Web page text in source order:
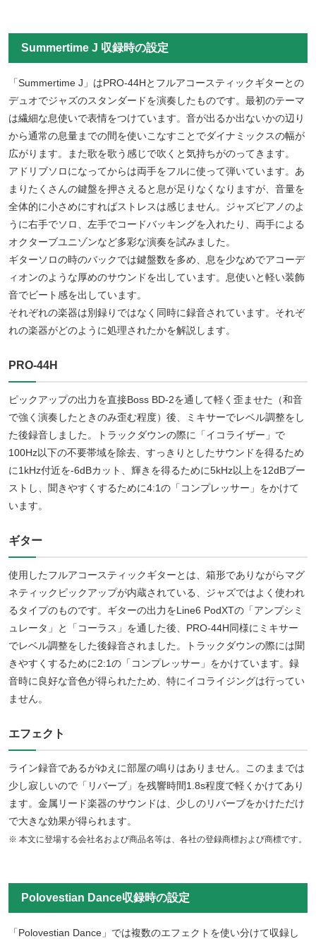
Summertime J 収録時の設定
「Summertime J」はPRO-44Hとフルアコースティックギターとの
デュオでジャズのスタンダードを演奏したものです。最初のテーマ
は繊細な息使いで表情をつけています。音が出るか出ないかの辺り
から通常の息量までの間を使いこなすことでダイナミックスの幅が
広がります。また歌を歌う感じで吹くと気持ちがのってきます。
アドリブソロになってからは両手をフルに使って弾いています。あ
まりたくさんの鍵盤を押さえると息が足りなくなりますが、音量を
全体的に小さめにすればストレスは感じません。ジャズピアノのよ
うに右手でソロ、左手でコードバッキングを入れたり、両手による
オクターブユニゾンなど多彩な演奏を試みました。
ギターソロの時のバックでは鍵盤数を多め、息を少なめでアコーデ
ィオンのような厚めのサウンドを出しています。息使いと軽い装飾
音でビート感を出しています。
それぞれの楽器は別録りではなく同時に録音されています。それぞ
れの楽器がどのように処理されたかを解説します。
PRO-44H
ピックアップの出力を直接Boss BD-2を通して軽く歪ませた（和音
で強く演奏したときのみ歪む程度）後、ミキサーでレベル調整をし
た後録音しました。トラックダウンの際に「イコライザー」で
100Hz以下の不要帯域を除去、すっきりとしたサウンドを得るため
に1kHz付近を-6dBカット、輝きを得るために5kHz以上を12dBブー
ストし、聞きやすくするために4:1の「コンプレッサー」をかけて
います。
ギター
使用したフルアコースティックギターとは、箱形でありながらマグ
ネティックピックアップが内蔵されている、ジャズではよく使われ
るタイプのものです。ギターの出力をLine6 PodXTの「アンプシミ
ュレータ」と「コーラス」を通した後、PRO-44H同様にミキサー
でレベル調整をした後録音されました。トラックダウンの際には聞
きやすくするために2:1の「コンプレッサー」をかけています。録
音時に良好な音色が得られたため、特にイコライジングは行ってい
ません。
エフェクト
ライン録音であるがゆえに部屋の鳴りはありません。このままでは
少し寂しいので「リバーブ」を残響時間1.8s程度で軽くかけてあり
ます。金属リード楽器のサウンドは、少しのリバーブをかけただけ
で大きな効果が得られます。
※ 本文に登場する会社名および商品名等は、各社の登録商標および商標です。
Polovestian Dance収録時の設定
「Polovestian Dance」では複数のエフェクトを使い分けて収録し